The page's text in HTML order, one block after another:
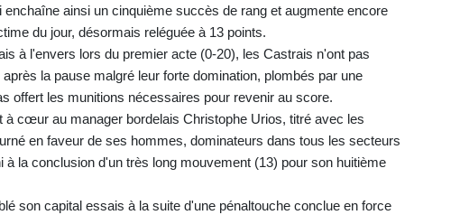
ainsi un cinquième succès de rang et augmente encore
du jour, désormais reléguée à 13 points.
à l'envers lors du premier acte (0-20), les Castrais n'ont pas
la pause malgré leur forte domination, plombés par une
offert les munitions nécessaires pour revenir au score.
à cœur au manager bordelais Christophe Urios, titré avec les
en faveur de ses hommes, dominateurs dans tous les secteurs
à la conclusion d'un très long mouvement (13) pour son huitième
son capital essais à la suite d'une pénaltouche conclue en force